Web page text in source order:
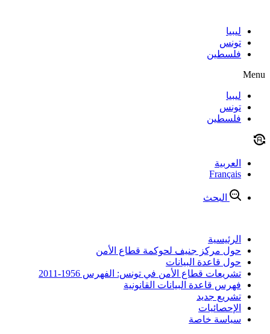
contentليبيا
تونس
فلسطين
Menu
ليبيا
تونس
فلسطين
العربية
Français
البحث
الرئيسية
حول مركز جنيف لحوكمة قطاع الأمن
حول قاعدة البيانات
تشريعات قطاع الأمن في تونس: الفهرس 1956-2011
فهرس قاعدة البيانات القانونية
تشريع جديد
الإحصائيات
سياسة خاصة